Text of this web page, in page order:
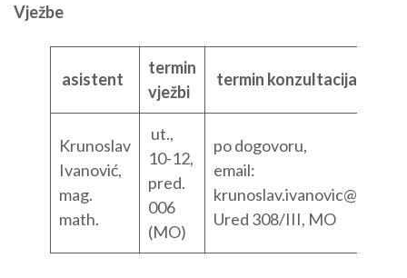
Vježbe
asistent
termin
vježbi
termin konzultacija
Krunoslav
Ivanović,
mag.
math.
ut.,
10-12,
pred.
006
(MO)
po dogovoru,
email:
Ured 308/III, MO